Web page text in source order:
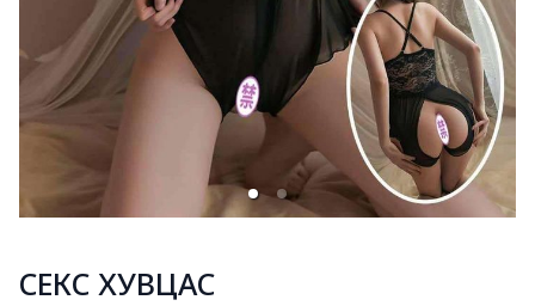
СЕКС ХУВЦАС